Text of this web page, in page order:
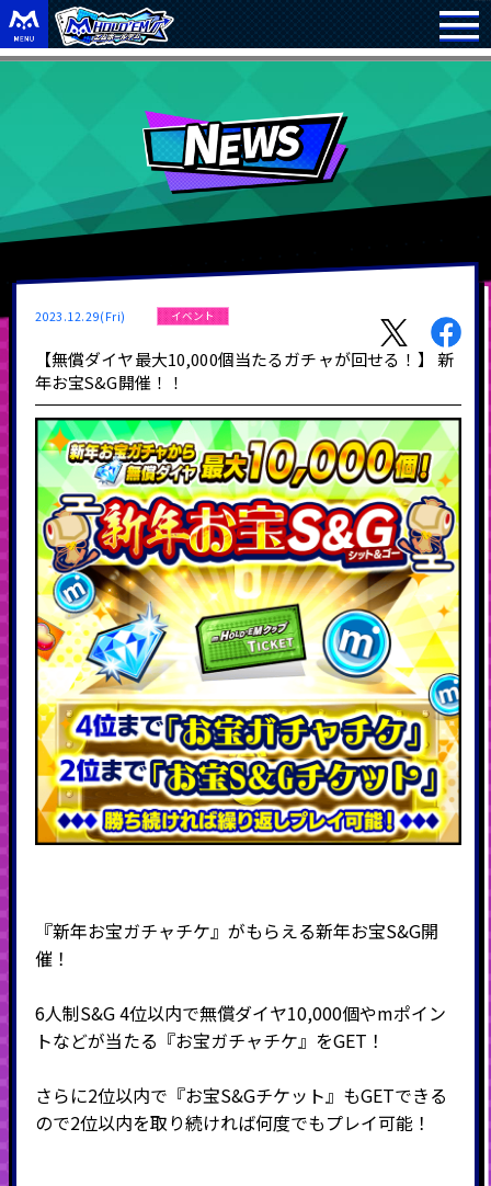
2023.12.29(Fri) イベント
【無償ダイヤ最大10,000個当たるガチャが回せる！】 新
年お宝S&G開催！！
『新年お宝ガチャチケ』がもらえる新年お宝S&G開
催！
6人制S&G 4位以内で無償ダイヤ10,000個やmポイン
トなどが当たる『お宝ガチャチケ』をGET！
さらに2位以内で『お宝S&Gチケット』もGETできる
ので2位以内を取り続ければ何度でもプレイ可能！